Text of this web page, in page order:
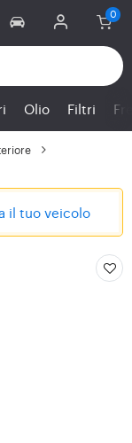
Olio Filtri
il tuo veicolo